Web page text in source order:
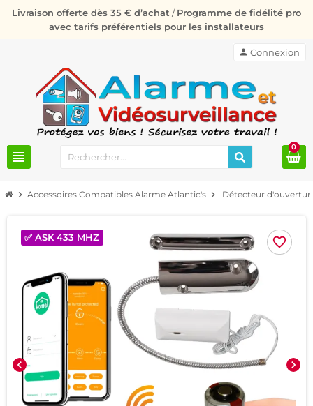
Livraison offerte dès 35 € d’achat /Programme de fidélité pro
avec tarifs préférentiels pour les installateurs
view_headline
person Connexion
0
chevron_right Accessoires Compatibles Alarme Atlantic's chevron_right Détecteur
favorite_border
chevron_left chevron_right
✅ ASK 433 MHZ